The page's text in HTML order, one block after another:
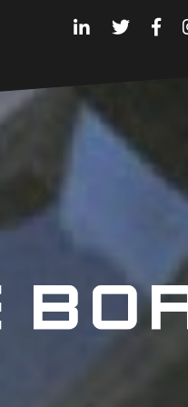
Twitter